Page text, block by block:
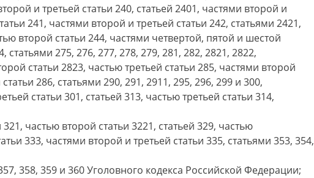
и третьей статьи 240, статьей 2401, частями второй и
241, частями второй и третьей статьи 242, статьями 2421,
второй статьи 244, частями четвертой, пятой и шестой
статьями 275, 276, 277, 278, 279, 281, 282, 2821, 2822,
статьи 2823, частью третьей статьи 285, частями второй
статьи 286, статьями 290, 291, 2911, 295, 296, 299 и 300,
статьи 301, статьей 313, частью третьей статьи 314,
321, частью второй статьи 3221, статьей 329, частью
333, частями второй и третьей статьи 335, статьями 353, 354,
358, 359 и 360 Уголовного кодекса Российской Федерации;